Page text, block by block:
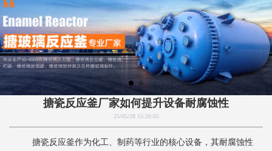
搪瓷反应釜厂家如何提升设备耐腐蚀性
25/05/28 15:26:05
搪瓷反应釜作为化工、制药等行业的核心设备，其耐腐蚀性